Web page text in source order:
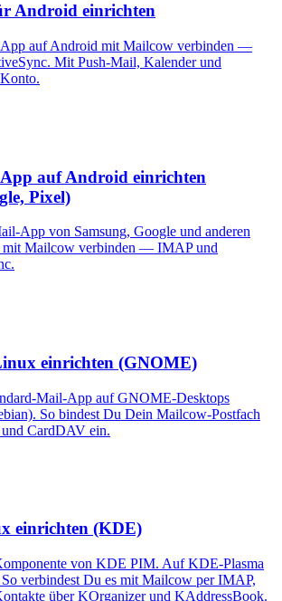
Android einrichten
auf Android mit Mailcow verbinden —
Mit Push-Mail, Kalender und
auf Android einrichten
Pixel)
App von Samsung, Google und anderen
mit Mailcow verbinden — IMAP und
einrichten (GNOME)
Mail-App auf GNOME-Desktops
So bindest Du Dein Mailcow-Postfach
CardDAV ein.
einrichten (KDE)
von KDE PIM. Auf KDE-Plasma
verbindest Du es mit Mailcow per IMAP,
über KOrganizer und KAddressBook.